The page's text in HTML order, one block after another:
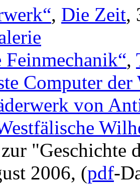
, Die Zeit,
,
Computer der
von
"Geschichte
2006, (pdf-